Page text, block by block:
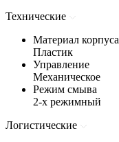
Технические
Материал корпуса
Пластик
Управление
Механическое
Режим смыва
2-х режимный
Логистические